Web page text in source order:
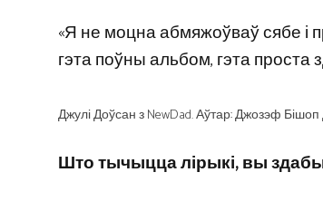
«Я не моцна абмяжоўваў сябе і
гэта поўны альбом, гэта
Джулі Доўсан з NewDad. Аўтар: Джозэф
Што тычыцца лірыкі, вы